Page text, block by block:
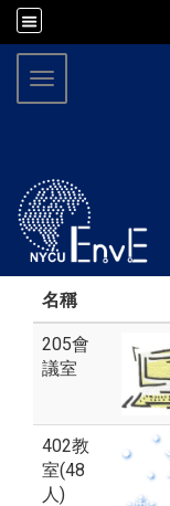
Toggle navigation
名稱
205會
議室
402教
室(48
人)